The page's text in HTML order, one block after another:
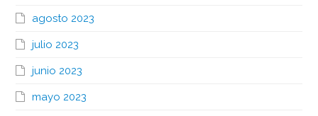
agosto 2023
julio 2023
junio 2023
mayo 2023